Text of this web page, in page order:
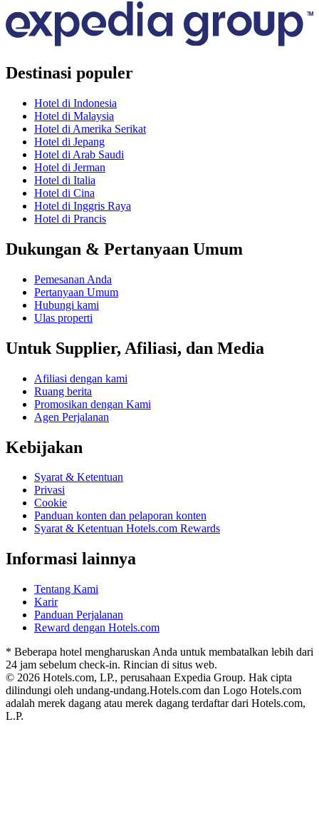
Destinasi populer
Hotel di Indonesia
Hotel di Malaysia
Hotel di Amerika Serikat
Hotel di Jepang
Hotel di Arab Saudi
Hotel di Jerman
Hotel di Italia
Hotel di Cina
Hotel di Inggris Raya
Hotel di Prancis
Dukungan & Pertanyaan Umum
Pemesanan Anda
Pertanyaan Umum
Hubungi kami
Ulas properti
Untuk Supplier, Afiliasi, dan Media
Afiliasi dengan kami
Ruang berita
Promosikan dengan Kami
Agen Perjalanan
Kebijakan
Syarat & Ketentuan
Privasi
Cookie
Panduan konten dan pelaporan konten
Syarat & Ketentuan Hotels.com Rewards
Informasi lainnya
Tentang Kami
Karir
Panduan Perjalanan
Reward dengan Hotels.com
* Beberapa hotel mengharuskan Anda untuk membatalkan lebih dari
24 jam sebelum check-in. Rincian di situs web.
© 2026 Hotels.com, LP., perusahaan Expedia Group. Hak cipta
dilindungi oleh undang-undang.Hotels.com dan Logo Hotels.com
adalah merek dagang atau merek dagang terdaftar dari Hotels.com,
L.P.